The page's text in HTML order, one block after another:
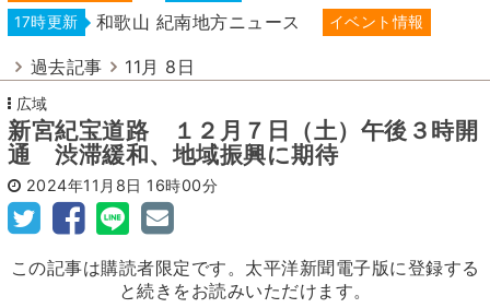
17時更新 和歌山 紀南地方ニュース イベント情報
過去記事 11月 8日
広域
新宮紀宝道路 １２月７日（土）午後３時開
通 渋滞緩和、地域振興に期待
2024年11月8日 16時00分
この記事は購読者限定です。太平洋新聞電子版に登録する
と続きをお読みいただけます。